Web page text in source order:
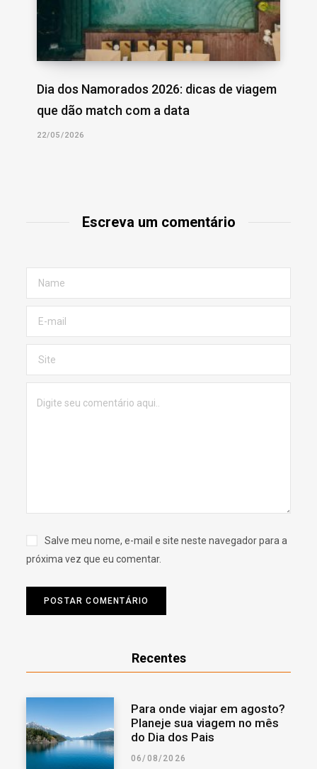
Dia dos Namorados 2026: dicas de viagem
que dão match com a data
22/05/2026
Escreva um comentário
Salve meu nome, e-mail e site neste navegador para a
próxima vez que eu comentar.
Recentes
Para onde viajar em agosto?
Planeje sua viagem no mês
do Dia dos Pais
06/08/2026